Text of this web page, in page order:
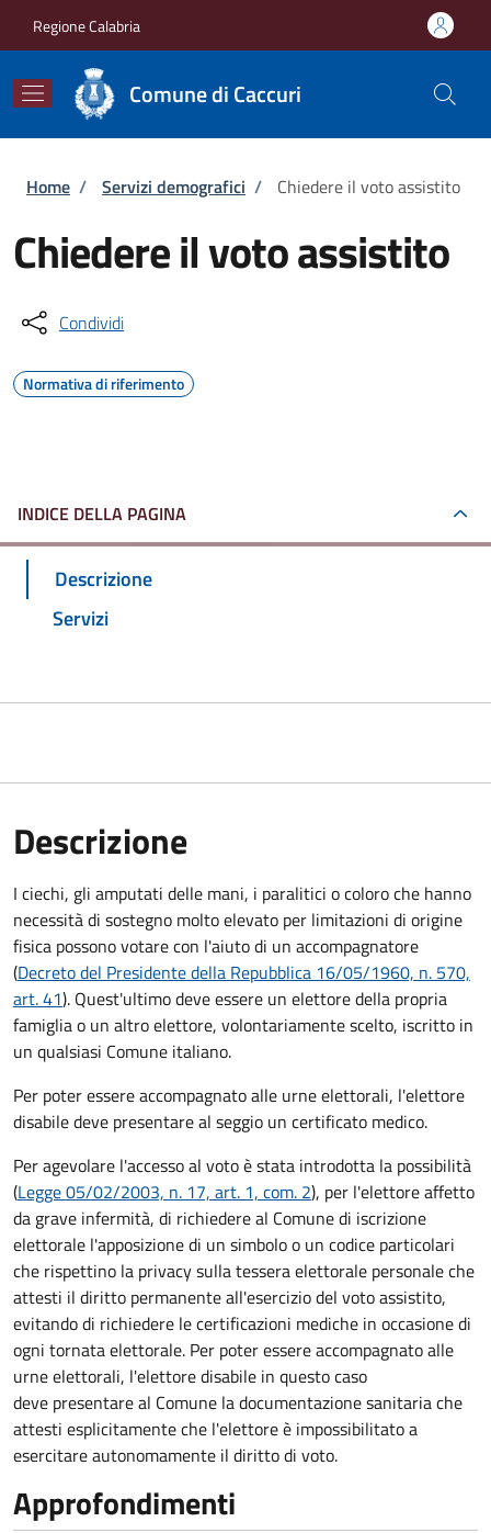
Regione Calabria
Comune di Caccuri
Briciole di pane
Home / Servizi demografici / Chiedere il voto assistito
Chiedere il voto assistito
Condividi
Normativa di riferimento
INDICE DELLA PAGINA
Descrizione
Servizi
Descrizione
I ciechi, gli amputati delle mani, i paralitici o coloro che hanno
necessità di sostegno molto elevato per limitazioni di origine
fisica possono votare con l'aiuto di un accompagnatore
(Decreto del Presidente della Repubblica 16/05/1960, n. 570,
art. 41). Quest'ultimo deve essere un elettore della propria
famiglia o un altro elettore, volontariamente scelto, iscritto in
un qualsiasi Comune italiano.
Per poter essere accompagnato alle urne elettorali, l'elettore
disabile deve presentare al seggio un certificato medico.
Per agevolare l'accesso al voto è stata introdotta la possibilità
(Legge 05/02/2003, n. 17, art. 1, com. 2), per l'elettore affetto
da grave infermità, di richiedere al Comune di iscrizione
elettorale l'apposizione di un simbolo o un codice particolari
che rispettino la privacy sulla tessera elettorale personale che
attesti il diritto permanente all'esercizio del voto assistito,
evitando di richiedere le certificazioni mediche in occasione di
ogni tornata elettorale. Per poter essere accompagnato alle
urne elettorali, l'elettore disabile in questo caso
deve presentare al Comune la documentazione sanitaria che
attesti esplicitamente che l'elettore è impossibilitato a
esercitare autonomamente il diritto di voto.
Approfondimenti